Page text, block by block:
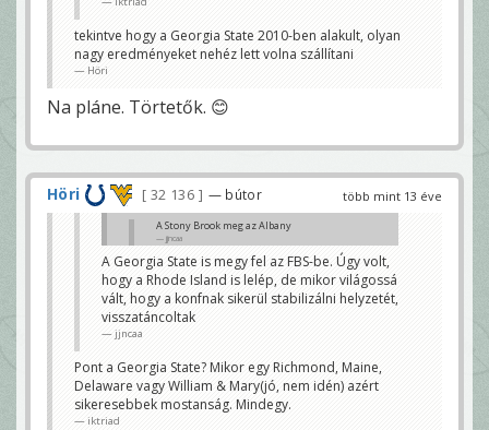
A Georgia State is megy fel az FBS-be. Úgy volt, hogy
a konfnak sikerül stabilizálni helyzetét,
visszatáncoltak
jjncaa
tekintve hogy a Georgia State 2010-ben alakult, olyan
nagy eredményeket nehéz lett volna szállítani
Höri
Na pláne. Törtetők. 😊
több mint 13 éve
Höri 32 136 — bútor
A Stony Brook meg az Albany
jjncaa
Nagyon köszi. Miért 2? Elmegy még valamelyik
csapat?
A Georgia State is megy fel az FBS-be. Úgy volt,
hogy a Rhode Island is lelép, de mikor világossá
vált, hogy a konfnak sikerül stabilizálni helyzetét,
visszatáncoltak
jjncaa
Pont a Georgia State? Mikor egy Richmond, Maine,
Delaware vagy William & Mary(jó, nem idén) azért
sikeresebbek mostanság. Mindegy.
iktriad